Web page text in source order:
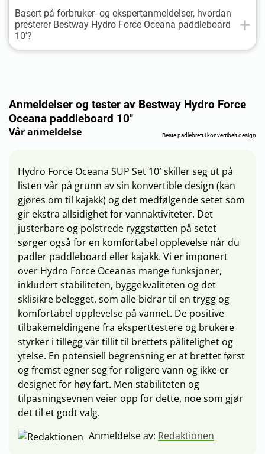
Basert på forbruker- og ekspertanmeldelser, hvordan
presterer Bestway Hydro Force Oceana paddleboard
10'?
Anmeldelser og tester av Bestway Hydro Force
Oceana paddleboard 10"
Vår anmeldelse Beste padlebrett i konvertibelt design
Hydro Force Oceana SUP Set 10′ skiller seg ut på
listen vår på grunn av sin konvertible design (kan
gjøres om til kajakk) og det medfølgende setet som
gir ekstra allsidighet for vannaktiviteter. Det
justerbare og polstrede ryggstøtten på setet
sørger også for en komfortabel opplevelse når du
padler paddleboard eller kajakk. Vi er imponert
over Hydro Force Oceanas mange funksjoner,
inkludert stabiliteten, byggekvaliteten og det
sklisikre belegget, som alle bidrar til en trygg og
komfortabel opplevelse på vannet. De positive
tilbakemeldingene fra eksperttestere og brukere
styrker i tillegg vår tillit til brettets pålitelighet og
ytelse. En potensiell begrensning er at brettet først
og fremst egner seg for roligere vann og ikke er
designet for høy fart. Men stabiliteten og
tilpasningsevnen veier opp for dette, noe som gjør
det til et godt valg.
Anmeldelse av: Redaktionen